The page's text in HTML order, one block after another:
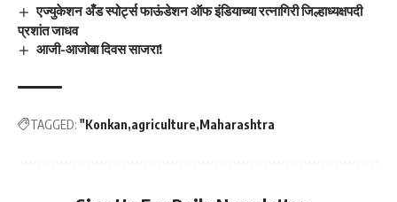
एज्युकेशन अँड स्पोर्ट्स फाऊंडेशन ऑफ इंडियाच्या रत्नागिरी जिल्हाध्यक्षपदी
प्रशांत जाधव
आजी-आजोबा दिवस साजरा!
TAGGED: "Konkan agriculture Maharashtra